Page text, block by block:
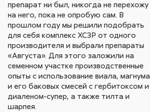
препарат ни был, никогда не перехожу
на него, пока не опробую сам. В
прошлом году мы решили подобрать
для себя комплекс ХСЗР от одного
производителя и выбрали препараты
«Августа». Для этого заложили на
семенном участке производственные
опыты с использование виала, магнума
и его баковых смесей с гербитоксом и
диаленом-супер, а также тилта и
шарпея.